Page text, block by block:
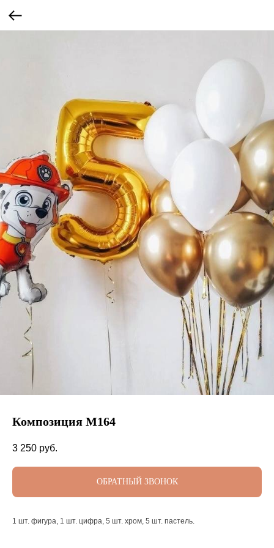
Композиция М164
3 250 руб.
ОБРАТНЫЙ ЗВОНОК
1 шт. фигура, 1 шт. цифра, 5 шт. хром, 5 шт. пастель.